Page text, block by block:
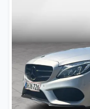
Stofsæder
Tågelygter